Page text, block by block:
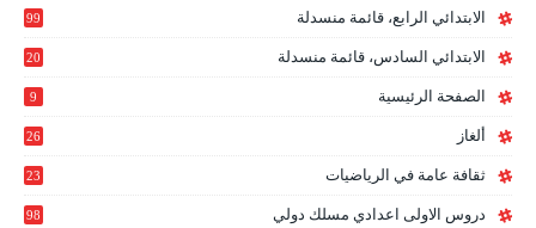
الابتدائي الرابع، قائمة منسدلة 99
الابتدائي السادس، قائمة منسدلة
20
الصفحة الرئيسية 9
ألغاز 26
ثقافة عامة في الرياضيات 23
دروس الاولى اعدادي مسلك دولي 98